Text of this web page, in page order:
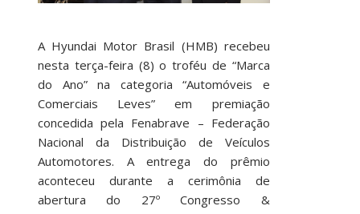
A Hyundai Motor Brasil (HMB) recebeu
nesta terça-feira (8) o troféu de “Marca
do Ano” na categoria “Automóveis e
Comerciais Leves” em premiação
concedida pela Fenabrave – Federação
Nacional da Distribuição de Veículos
Automotores. A entrega do prêmio
aconteceu durante a cerimônia de
abertura do 27º Congresso &